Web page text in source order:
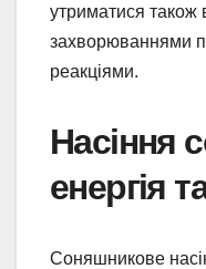
утриматися також
захворюваннями
реакціями.
Насіння
енергія
Соняшникове